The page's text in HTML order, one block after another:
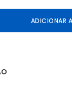
ADICIONAR